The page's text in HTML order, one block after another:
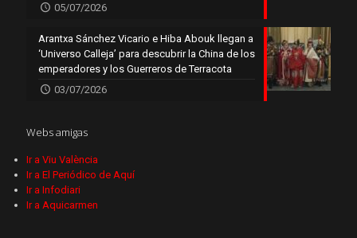
05/07/2026
Arantxa Sánchez Vicario e Hiba Abouk llegan a
‘Universo Calleja’ para descubrir la China de los
emperadores y los Guerreros de Terracota
03/07/2026
Webs amigas
Ir a Viu València
Ir a El Periódico de Aquí
Ir a Infodiari
Ir a Aquicarmen